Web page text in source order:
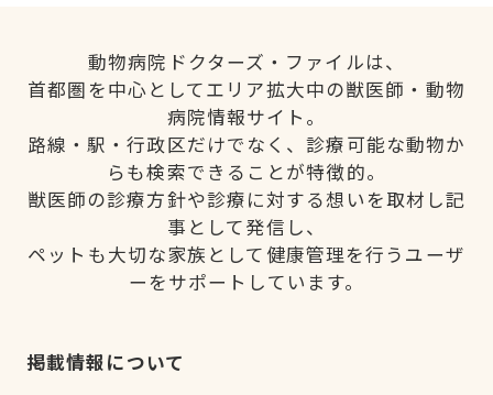
動物病院ドクターズ・ファイルは、
首都圏を中心としてエリア拡大中の獣医師・動物
病院情報サイト。
路線・駅・行政区だけでなく、診療可能な動物か
らも検索できることが特徴的。
獣医師の診療方針や診療に対する想いを取材し記
事として発信し、
ペットも大切な家族として健康管理を行うユーザ
ーをサポートしています。
掲載情報について